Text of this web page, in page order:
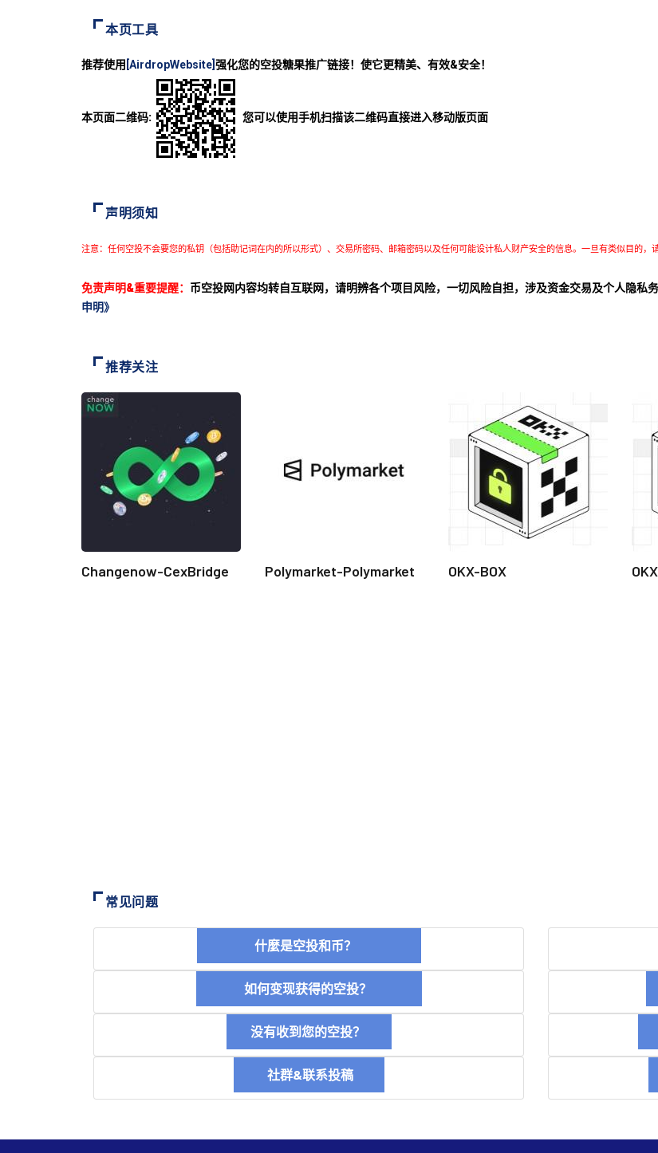
本页工具
推荐使用 [AirdropWebsite] 强化您的空投糖果推广链接！使它更精美、有效&安全！
本页面二维码: 您可以使用手机扫描该二维码直接进入移动版页面
声明须知
注意：任何空投不会要您的私钥（包括助记词在内的所以形式）、交易所密码、邮箱密码以及任何可能设计私人财产安全的信息。一旦有类似目的，
免责声明&重要提醒： 币空投网内容均转自互联网，请明辨各个项目风险，一切风险自担，涉及资金交易及个人隐私
申明》
推荐关注
Changenow-CexBridge Polymarket-Polymarket OKX-BOX
常见问题
什麼是空投和币？
如何变现获得的空投？
没有收到您的空投？
社群&联系投稿